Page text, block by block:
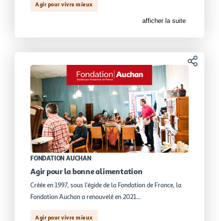
Agir pour vivre mieux
afficher la suite
Partager
FONDATION AUCHAN
Agir pour la bonne alimentation
Créée en 1997, sous l'égide de la Fondation de France, la
Fondation Auchan a renouvelé en 2021...
Agir pour vivre mieux